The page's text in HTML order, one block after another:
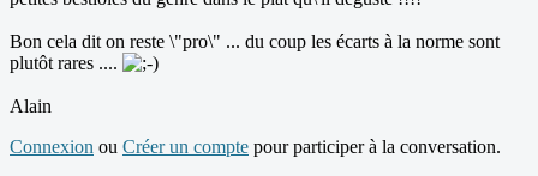
Bon cela dit on reste \"pro\" ... du coup les écarts à la norme sont
plutôt rares ....
Alain
Connexion ou Créer un compte pour participer à la conversation.